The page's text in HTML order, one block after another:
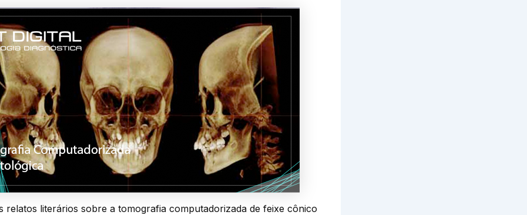
relatos literários sobre a tomografia computadorizada de feixe cônico